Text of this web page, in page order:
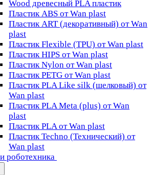
Wood древесный PLA пластик
Пластик ABS от Wan plast
Пластик ART (декоративный) от Wan
plast
Пластик Flexible (TPU) от Wan plast
Пластик HIPS от Wan plast
Пластик Nylon от Wan plast
Пластик PETG от Wan plast
Пластик PLA Like silk (шелковый) от
Wan plast
Пластик PLA Meta (plus) от Wan
plast
Пластик PLA от Wan plast
Пластик Techno (Технический) от
Wan plast
роботехника